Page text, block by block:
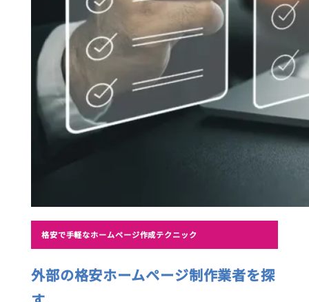
格安で手軽なホームページ作成テクニック
外部の格安ホームページ制作業者を探